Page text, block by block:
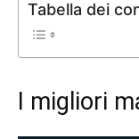
Tabella dei
I migliori